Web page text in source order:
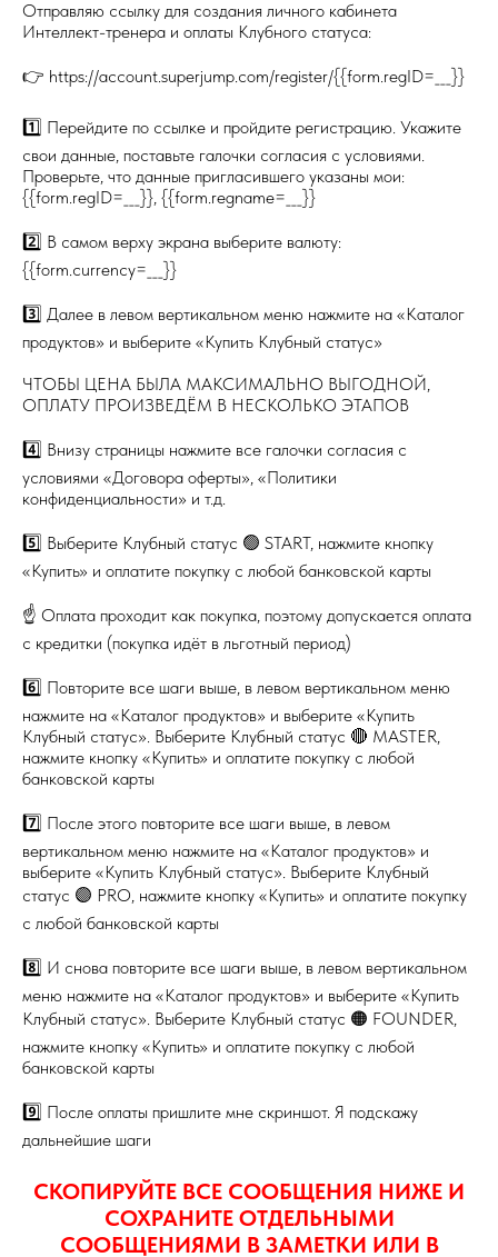
Отправляю ссылку для создания личного кабинета
Интеллект-тренера и оплаты Клубного статуса:
👉 https://account.superjump.com/register/{{form.regID=___}}
1️⃣ Перейдите по ссылке и пройдите регистрацию. Укажите
свои данные, поставьте галочки согласия с условиями.
Проверьте, что данные пригласившего указаны мои:
{{form.regID=___}}, {{form.regname=___}}
2️⃣ В самом верху экрана выберите валюту:
{{form.currency=___}}
3️⃣ Далее в левом вертикальном меню нажмите на «Каталог
продуктов» и выберите «Купить Клубный статус»
ЧТОБЫ ЦЕНА БЫЛА МАКСИМАЛЬНО ВЫГОДНОЙ,
ОПЛАТУ ПРОИЗВЕДЁМ В НЕСКОЛЬКО ЭТАПОВ
4️⃣ Внизу страницы нажмите все галочки согласия с
условиями «Договора оферты», «Политики
конфиденциальности» и т.д.
5️⃣ Выберите Клубный статус 🟢 START, нажмите кнопку
«Купить» и оплатите покупку с любой банковской карты
☝️ Оплата проходит как покупка, поэтому допускается оплата
с кредитки (покупка идёт в льготный период)
6️⃣ Повторите все шаги выше, в левом вертикальном меню
нажмите на «Каталог продуктов» и выберите «Купить
Клубный статус». Выберите Клубный статус 🔴 MASTER,
нажмите кнопку «Купить» и оплатите покупку с любой
банковской карты
7️⃣ После этого повторите все шаги выше, в левом
вертикальном меню нажмите на «Каталог продуктов» и
выберите «Купить Клубный статус». Выберите Клубный
статус 🟣 PRO, нажмите кнопку «Купить» и оплатите покупку
с любой банковской карты
8️⃣ И снова повторите все шаги выше, в левом вертикальном
меню нажмите на «Каталог продуктов» и выберите «Купить
Клубный статус». Выберите Клубный статус 🟠 FOUNDER,
нажмите кнопку «Купить» и оплатите покупку с любой
банковской карты
9️⃣ После оплаты пришлите мне скриншот. Я подскажу
дальнейшие шаги
СКОПИРУЙТЕ ВСЕ СООБЩЕНИЯ НИЖЕ И
СОХРАНИТЕ ОТДЕЛЬНЫМИ
СООБЩЕНИЯМИ В ЗАМЕТКИ ИЛИ В